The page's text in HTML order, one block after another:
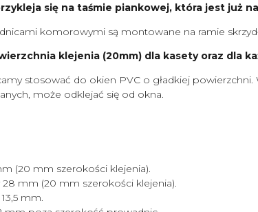
się na taśmie piankowej, która jest już
komorowymi są montowane na ramie
klejenia (20mm) dla kasety oraz dla
stosować do okien PVC o gładkiej
może odklejać się od okna.
(20 mm szerokości klejenia).
mm (20 mm szerokości klejenia).
mm.